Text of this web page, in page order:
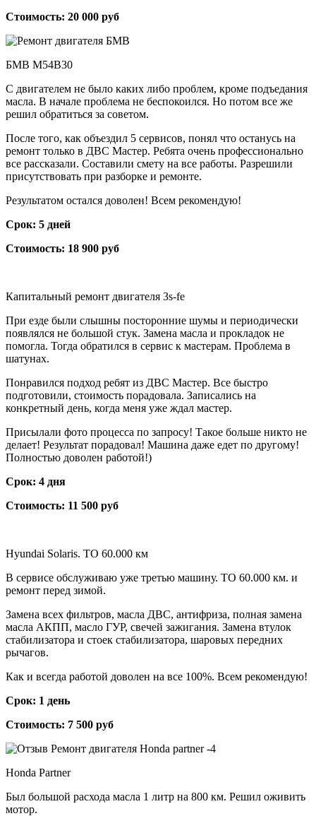
Стоимость: 20 000 руб
БМВ М54B30
С двигателем не было каких либо проблем, кроме подъедания
масла. В начале проблема не беспокоился. Но потом все же
решил обратиться за советом.
После того, как объездил 5 сервисов, понял что останусь на
ремонт только в ДВС Мастер. Ребята очень профессионально
все рассказали. Составили смету на все работы. Разрешили
присутствовать при разборке и ремонте.
Результатом остался доволен! Всем рекомендую!
Срок: 5 дней
Стоимость: 18 900 руб
Капитальный ремонт двигателя 3s-fe
При езде были слышны посторонние шумы и периодически
появлялся не большой стук. Замена масла и прокладок не
помогла. Тогда обратился в сервис к мастерам. Проблема в
шатунах.
Понравился подход ребят из ДВС Мастер. Все быстро
подготовили, стоимость порадовала. Записались на
конкретный день, когда меня уже ждал мастер.
Присылали фото процесса по запросу! Такое больше никто не
делает! Результат порадовал! Машина даже едет по другому!
Полностью доволен работой!)
Срок: 4 дня
Стоимость: 11 500 руб
Hyundai Solaris. ТО 60.000 км
В сервисе обслуживаю уже третью машину. ТО 60.000 км. и
ремонт перед зимой.
Замена всех фильтров, масла ДВС, антифриза, полная замена
масла АКПП, масло ГУР, свечей зажигания. Замена втулок
стабилизатора и стоек стабилизатора, шаровых передних
рычагов.
Как и всегда работой доволен на все 100%. Всем рекомендую!
Срок: 1 день
Стоимость: 7 500 руб
Honda Partner
Был большой расхода масла 1 литр на 800 км. Решил оживить
мотор.